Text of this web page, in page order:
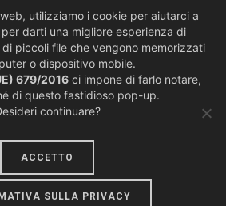
Condizioni di Vendita
design by
utilizziamo i cookie per aiutarci a
darti una migliore esperienza di
piccoli file che vengono memorizzati
o dispositivo mobile.
679/2016 ci impone di farlo notare,
di questo fastidioso pop-up.
continuare?
ACCETTO
SULLA PRIVACY